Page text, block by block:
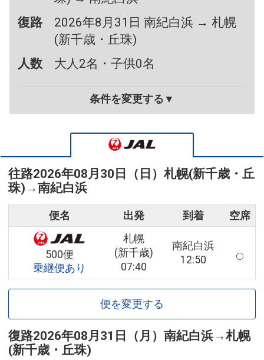
復路
2026年8月31日 南紀白浜 → 札幌
(新千歳・丘珠)
人数
大人2名・子供0名
条件を変更する▼
往路2026年08月30日（日） 札幌(新千歳・丘
珠) →南紀白浜
便名 出発 到着 空席
500便
乗継便あり
札幌
(新千歳)
07:40
南紀白浜
12:50
便を変更する
復路2026年08月31日（月） 南紀白浜→札幌
(新千歳・丘珠)